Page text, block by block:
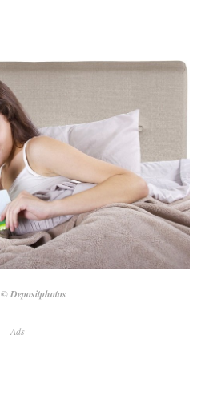
© Depositphotos
Ads